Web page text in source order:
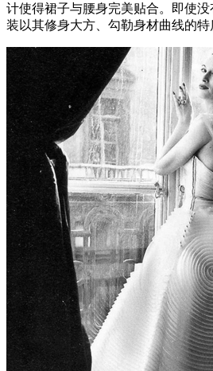
计使得裙子与腰身完美贴合。即使
装以其修身大方、勾勒身材曲线的特